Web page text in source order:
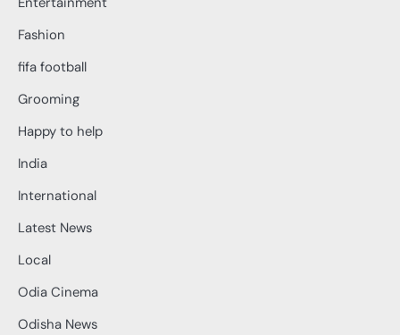
Fashion
fifa football
Grooming
Happy to help
India
International
Latest News
Local
Odia Cinema
Odisha News